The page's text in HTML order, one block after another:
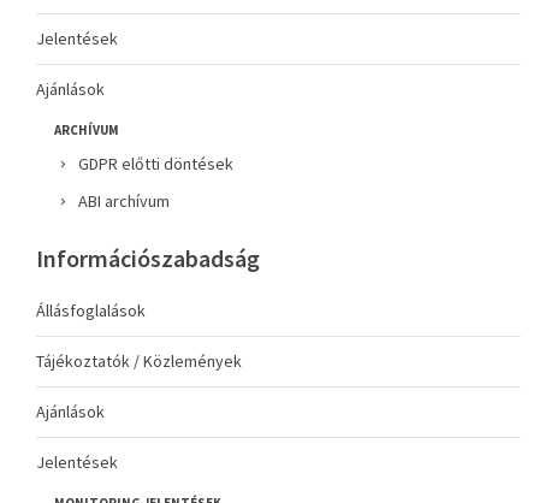
Jelentések
Ajánlások
ARCHÍVUM
GDPR előtti döntések
ABI archívum
Információszabadság
Állásfoglalások
Tájékoztatók / Közlemények
Ajánlások
Jelentések